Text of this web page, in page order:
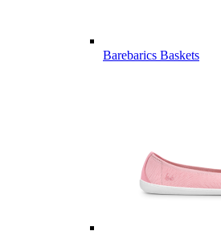
Barebarics Baskets